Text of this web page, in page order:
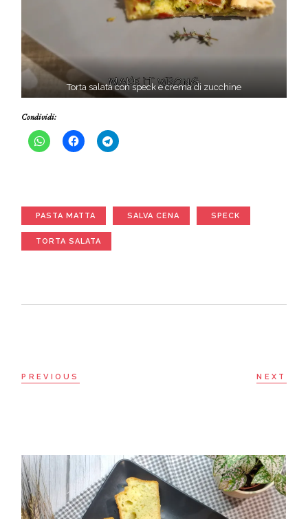
Torta salata con speck e crema di zucchine
Condividi:
PASTA MATTA SALVA CENA SPECK
TORTA SALATA
PREVIOUS NEXT